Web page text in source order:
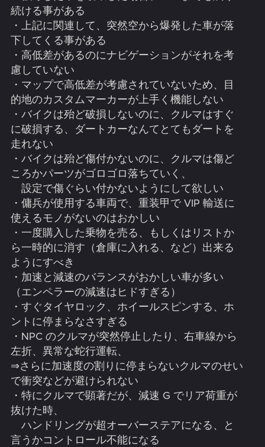
続ける事がある
・上記に関連して、突然空から爆発した車が落
下してくる事がある
・高低差があるのにナビゲーションがそれを考
慮していない
・マップで高低差が考慮されていないため、目
的地のカスタムマーカーが上手く機能しない
・バイクは殆ど破損しないのに、クルマはすぐ
に破損する、ダートカーなんてとてもダートを
走れない
・バイクは殆ど傷付かないのに、クルマは傷ど
ころかパーツがゴロゴロ落ちていく、
設定で傷ぐらい付かないようにして欲しい
・傭兵が使用する車両で、重装甲で VIP 輸送に
使えるモノがないのはおかしい
・一度購入した乗物を売る、もしくはリストか
ら一時的に消す（倉庫に入れる、など）出来る
ようにすべき
・加速と減速のバランスがおかしい車が多い
（エンペラーの減速はヒドすぎる）
・すぐタイヤロック、ホイールスピンする、ホ
ントに停まらなさすぎる
・NPC のクルマが突然停止したり、右車線から
左折、異常な蛇行運転、
⇒さらに加速度の割りに停まらないクルマのせい
で衝突などが避けられない
・特にクルマで顕著だが、減速 G でリア荷重が
抜けた時、
ハンドリングが超オーバーステアになる、と
言うかコントロール不能になる